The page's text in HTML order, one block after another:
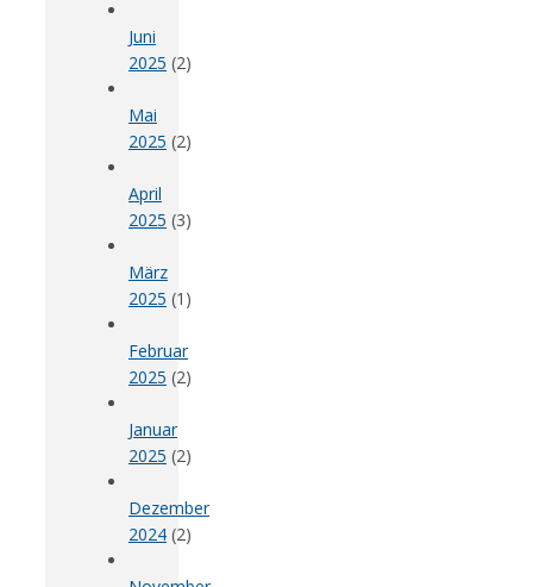
Juni
2025 (2)
Mai
2025 (2)
April
2025 (3)
März
2025 (1)
Februar
2025 (2)
Januar
2025 (2)
Dezember
2024 (2)